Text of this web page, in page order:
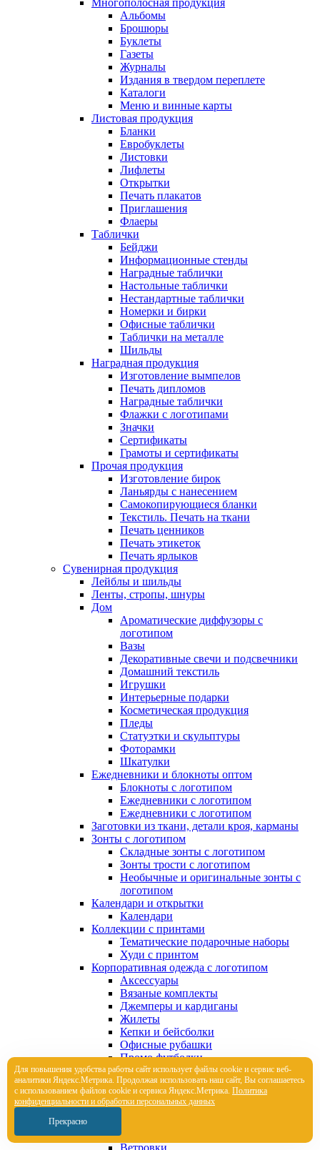
Многополосная продукция
Альбомы
Брошюры
Буклеты
Газеты
Журналы
Издания в твердом переплете
Каталоги
Меню и винные карты
Листовая продукция
Бланки
Евробуклеты
Листовки
Лифлеты
Открытки
Печать плакатов
Приглашения
Флаеры
Таблички
Бейджи
Информационные стенды
Наградные таблички
Настольные таблички
Нестандартные таблички
Номерки и бирки
Офисные таблички
Таблички на металле
Шильды
Наградная продукция
Изготовление вымпелов
Печать дипломов
Наградные таблички
Флажки с логотипами
Значки
Сертификаты
Грамоты и сертификаты
Прочая продукция
Изготовление бирок
Ланьярды с нанесением
Самокопирующиеся бланки
Текстиль. Печать на ткани
Печать ценников
Печать этикеток
Печать ярлыков
Сувенирная продукция
Лейблы и шильды
Ленты, стропы, шнуры
Дом
Ароматические диффузоры с
логотипом
Вазы
Декоративные свечи и подсвечники
Домашний текстиль
Игрушки
Интерьерные подарки
Косметическая продукция
Пледы
Статуэтки и скульптуры
Фоторамки
Шкатулки
Ежедневники и блокноты оптом
Блокноты с логотипом
Ежедневники с логотипом
Ежедневники с логотипом
Заготовки из ткани, детали кроя, карманы
Зонты с логотипом
Складные зонты с логотипом
Зонты трости с логотипом
Необычные и оригинальные зонты с
логотипом
Календари и открытки
Календари
Коллекции с принтами
Тематические подарочные наборы
Худи с принтом
Корпоративная одежда с логотипом
Аксессуары
Вязаные комплекты
Джемперы и кардиганы
Жилеты
Кепки и бейсболки
Офисные рубашки
Промо футболки
Толстовки с логотипом
Трикотажные шапки
Футболки поло
Футболки с логотипом
Брюки и шорты с логотипом
Для повышения удобства работы сайт использует файлы cookie и сервис веб-
аналитики Яндекс.Метрика. Продолжая использовать наш сайт, Вы соглашаетесь
с использованием файлов cookie и сервиса Яндекс.Метрика. Политика
конфиденциальности и обработки персональных данных
Прекрасно